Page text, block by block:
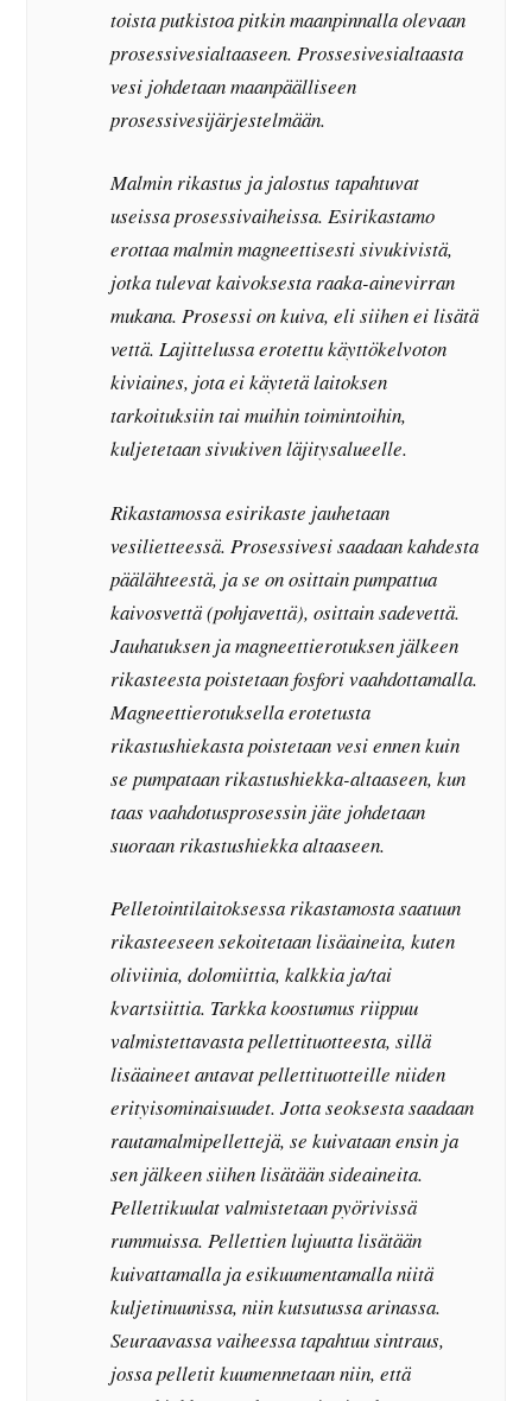
toista putkistoa pitkin maanpinnalla olevaan
prosessivesialtaaseen. Prossesivesialtaasta
vesi johdetaan maanpäälliseen
prosessivesijärjestelmään.
Malmin rikastus ja jalostus tapahtuvat
useissa prosessivaiheissa. Esirikastamo
erottaa malmin magneettisesti sivukivistä,
jotka tulevat kaivoksesta raaka-ainevirran
mukana. Prosessi on kuiva, eli siihen ei lisätä
vettä. Lajittelussa erotettu käyttökelvoton
kiviaines, jota ei käytetä laitoksen
tarkoituksiin tai muihin toimintoihin,
kuljetetaan sivukiven läjitysalueelle.
Rikastamossa esirikaste jauhetaan
vesilietteessä. Prosessivesi saadaan kahdesta
päälähteestä, ja se on osittain pumpattua
kaivosvettä (pohjavettä), osittain sadevettä.
Jauhatuksen ja magneettierotuksen jälkeen
rikasteesta poistetaan fosfori vaahdottamalla.
Magneettierotuksella erotetusta
rikastushiekasta poistetaan vesi ennen kuin
se pumpataan rikastushiekka-altaaseen, kun
taas vaahdotusprosessin jäte johdetaan
suoraan rikastushiekka altaaseen.
Pelletointilaitoksessa rikastamosta saatuun
rikasteeseen sekoitetaan lisäaineita, kuten
oliviinia, dolomiittia, kalkkia ja/tai
kvartsiittia. Tarkka koostumus riippuu
valmistettavasta pellettituotteesta, sillä
lisäaineet antavat pellettituotteille niiden
erityisominaisuudet. Jotta seoksesta saadaan
rautamalmipellettejä, se kuivataan ensin ja
sen jälkeen siihen lisätään sideaineita.
Pellettikuulat valmistetaan pyörivissä
rummuissa. Pellettien lujuutta lisätään
kuivattamalla ja esikuumentamalla niitä
kuljetinuunissa, niin kutsutussa arinassa.
Seuraavassa vaiheessa tapahtuu sintraus,
jossa pelletit kuumennetaan niin, että